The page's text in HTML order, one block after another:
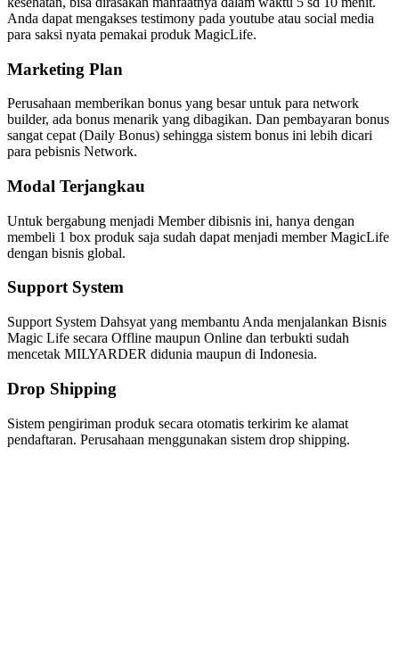
Anda dapat mengakses testimony pada youtube atau social media
para saksi nyata pemakai produk MagicLife.
Marketing Plan
Perusahaan memberikan bonus yang besar untuk para network
builder, ada bonus menarik yang dibagikan. Dan pembayaran bonus
sangat cepat (Daily Bonus) sehingga sistem bonus ini lebih dicari
para pebisnis Network.
Modal Terjangkau
Untuk bergabung menjadi Member dibisnis ini, hanya dengan
membeli 1 box produk saja sudah dapat menjadi member MagicLife
dengan bisnis global.
Support System
Support System Dahsyat yang membantu Anda menjalankan Bisnis
Magic Life secara Offline maupun Online dan terbukti sudah
mencetak MILYARDER didunia maupun di Indonesia.
Drop Shipping
Sistem pengiriman produk secara otomatis terkirim ke alamat
pendaftaran. Perusahaan menggunakan sistem drop shipping.